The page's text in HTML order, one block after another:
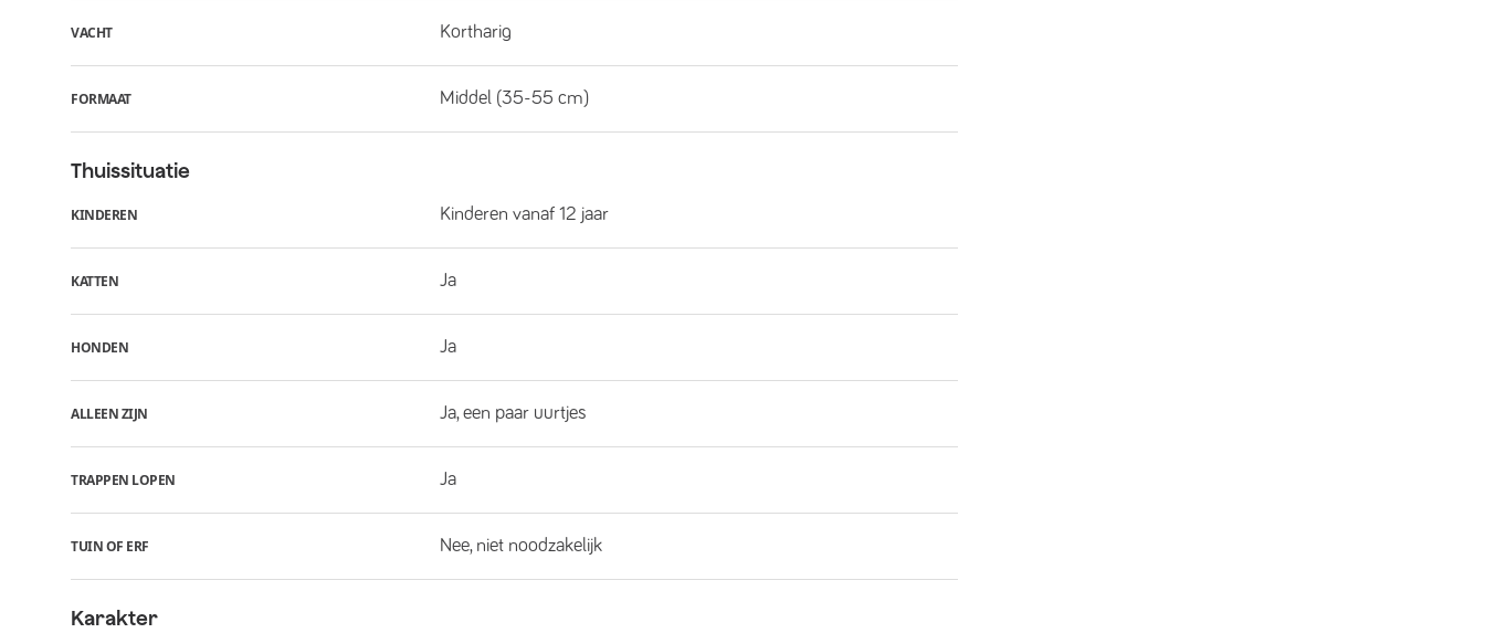
VACHT Kortharig
FORMAAT Middel (35-55 cm)
Thuissituatie
KINDEREN Kinderen vanaf 12 jaar
KATTEN Ja
HONDEN Ja
ALLEEN ZIJN Ja, een paar uurtjes
TRAPPEN LOPEN Ja
TUIN OF ERF Nee, niet noodzakelijk
Karakter